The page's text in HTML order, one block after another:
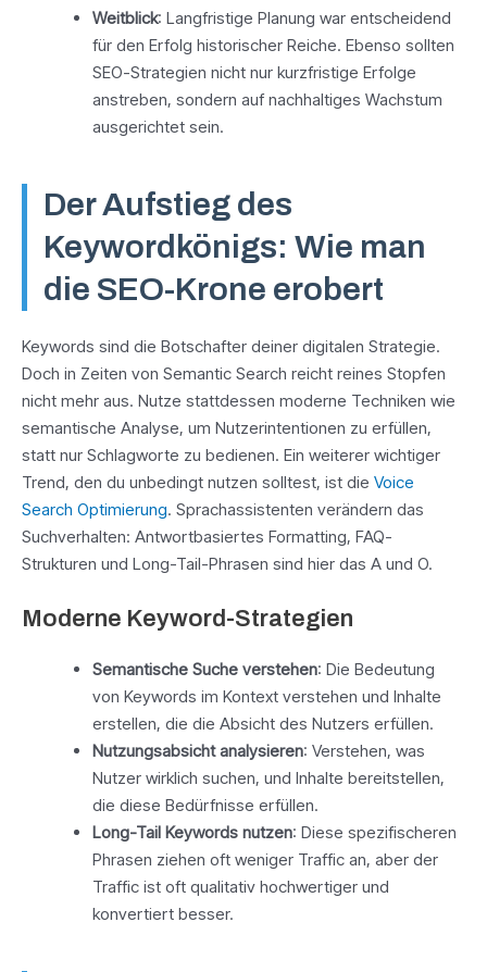
Weitblick: Langfristige Planung war entscheidend
für den Erfolg historischer Reiche. Ebenso sollten
SEO-Strategien nicht nur kurzfristige Erfolge
anstreben, sondern auf nachhaltiges Wachstum
ausgerichtet sein.
Der Aufstieg des
Keywordkönigs: Wie man
die SEO-Krone erobert
Keywords sind die Botschafter deiner digitalen Strategie.
Doch in Zeiten von Semantic Search reicht reines Stopfen
nicht mehr aus. Nutze stattdessen moderne Techniken wie
semantische Analyse, um Nutzerintentionen zu erfüllen,
statt nur Schlagworte zu bedienen. Ein weiterer wichtiger
Trend, den du unbedingt nutzen solltest, ist die Voice
Search Optimierung. Sprachassistenten verändern das
Suchverhalten: Antwortbasiertes Formatting, FAQ-
Strukturen und Long-Tail-Phrasen sind hier das A und O.
Moderne Keyword-Strategien
Semantische Suche verstehen: Die Bedeutung
von Keywords im Kontext verstehen und Inhalte
erstellen, die die Absicht des Nutzers erfüllen.
Nutzungsabsicht analysieren: Verstehen, was
Nutzer wirklich suchen, und Inhalte bereitstellen,
die diese Bedürfnisse erfüllen.
Long-Tail Keywords nutzen: Diese spezifischeren
Phrasen ziehen oft weniger Traffic an, aber der
Traffic ist oft qualitativ hochwertiger und
konvertiert besser.